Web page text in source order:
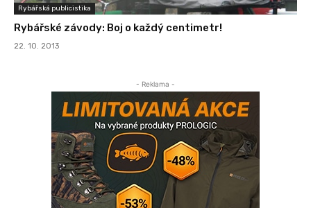
Rybářská publicistika
Rybářské závody: Boj o každý centimetr!
22. 10. 2013
- Reklama -